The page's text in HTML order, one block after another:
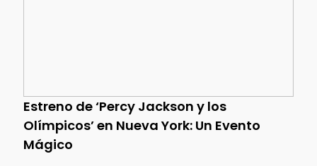
Estreno de ‘Percy Jackson y los
Olímpicos’ en Nueva York: Un Evento
Mágico